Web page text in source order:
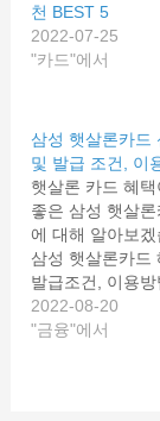
천 BEST 5
2022-07-25
"카드"에서
삼성 햇살론카드
및 발급 조건, 이
햇살론 카드 혜
좋은 삼성 햇살론
에 대해 알아보겠
삼성 햇살론카드
발급조건, 이용방
리겠습니다. 삼성
카드 삼성 햇살론
2022-08-20
"금융"에서